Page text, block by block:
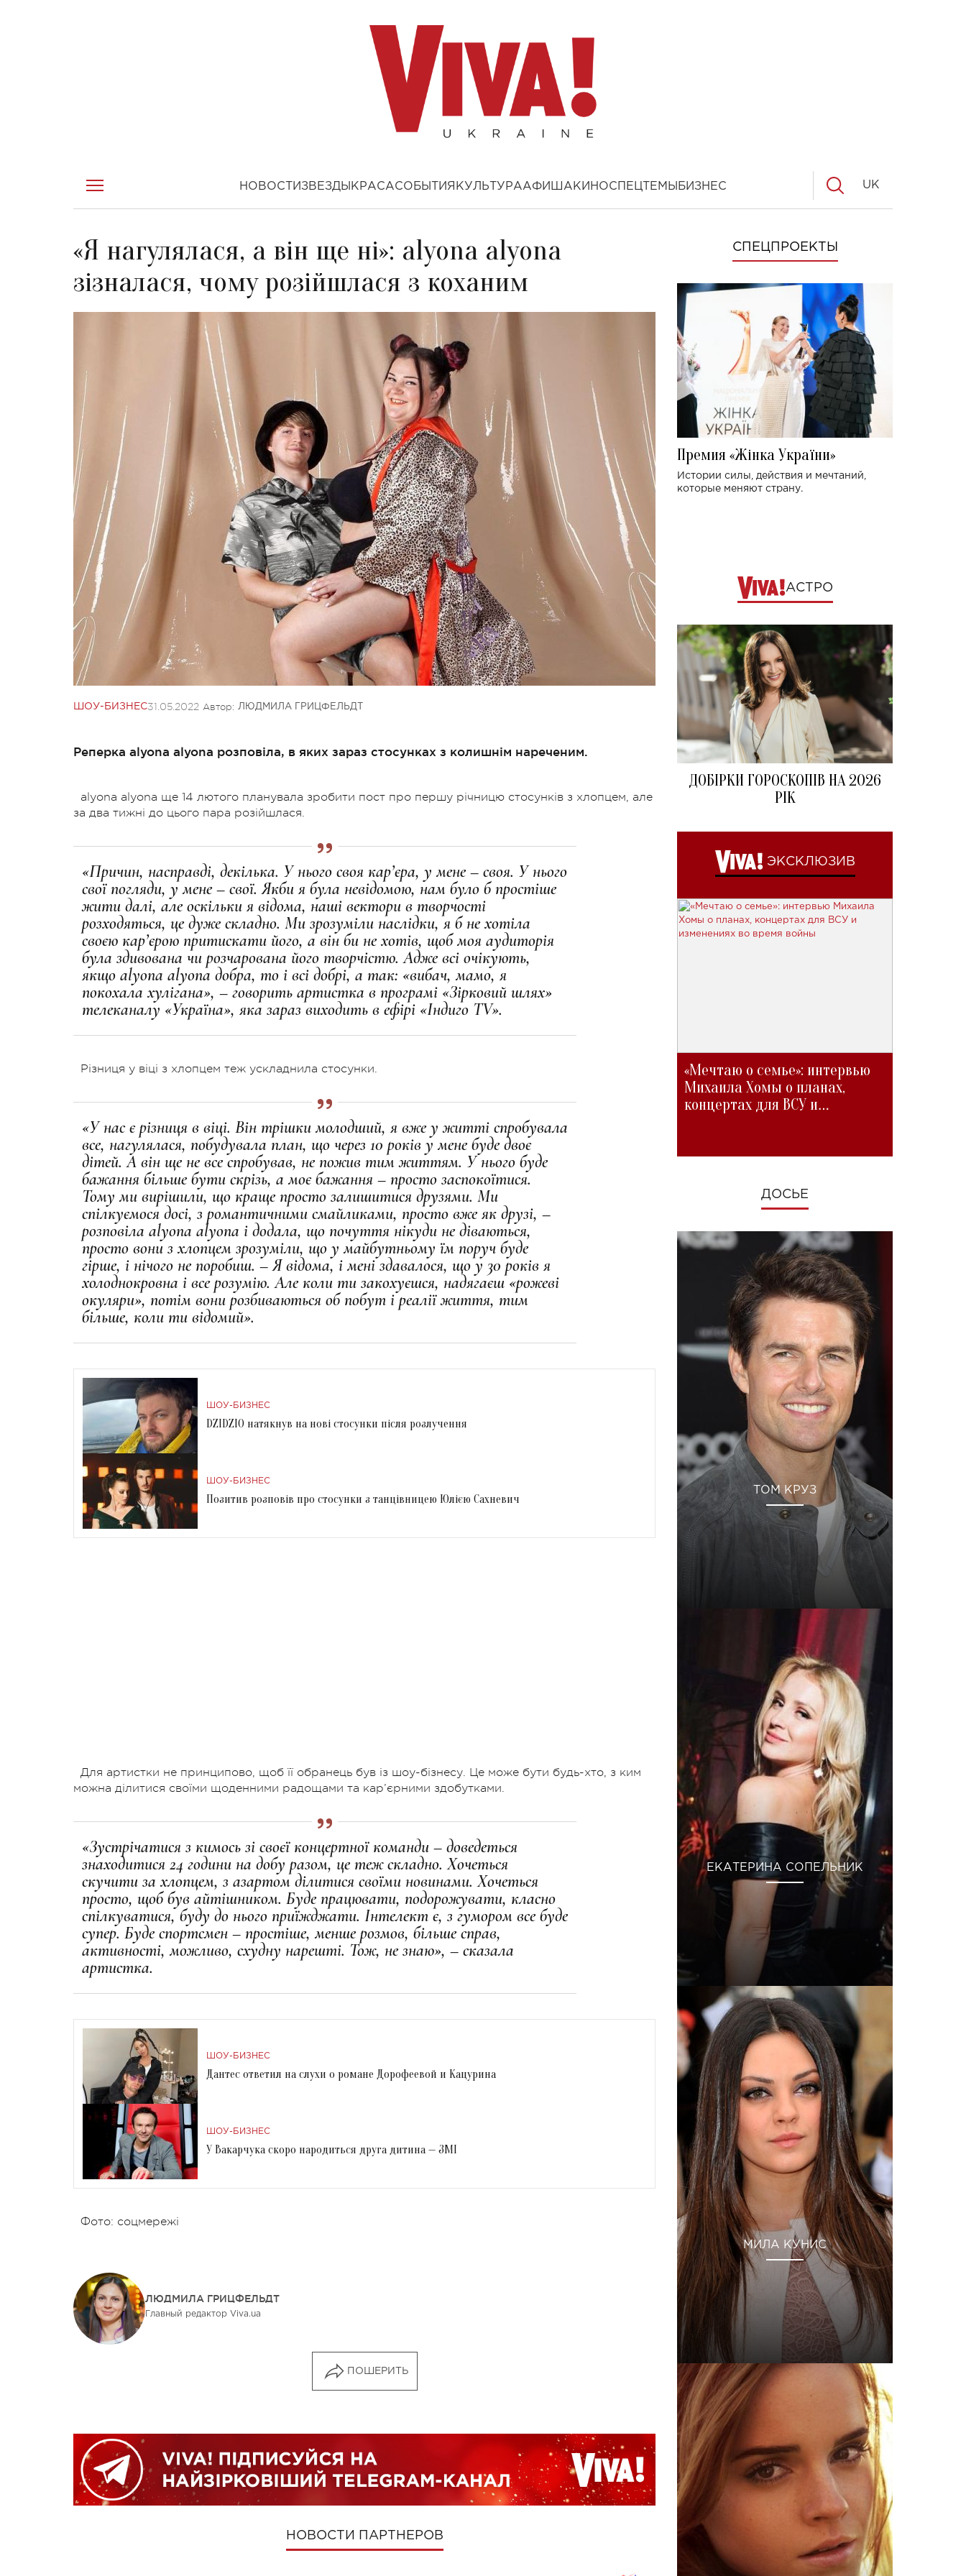
НОВОСТИ ЗВЕЗДЫ КРАСАСОБЫТИЯ КУЛЬТУРААФИША КИНОСПЕЦТЕМЫ БИЗНЕС UK
«Я нагулялася, а він ще ні»: alyona alyona
зізналася, чому розійшлася з коханим
ШОУ-БИЗНЕС31.05.2022 Автор: ЛЮДМИЛА ГРИЦФЕЛЬДТ
Реперка alyona alyona розповіла, в яких зараз стосунках з колишнім нареченим.
alyona alyona ще 14 лютого планувала зробити пост про першу річницю стосунків з хлопцем, але
за два тижні до цього пара розійшлася.
«Причин, насправді, декілька. У нього своя кар’єра, у мене – своя. У нього
свої погляди, у мене – свої. Якби я була невідомою, нам було б простіше
жити далі, але оскільки я відома, наші вектори в творчості
розходяться, це дуже складно. Ми зрозуміли наслідки, я б не хотіла
своєю кар’єрою притискати його, а він би не хотів, щоб моя аудиторія
була здивована чи розчарована його творчістю. Адже всі очікують,
якщо alyona alyona добра, то і всі добрі, а так: «вибач, мамо, я
покохала хулігана», – говорить артистка в програмі «Зірковий шлях»
телеканалу «Україна», яка зараз виходить в ефірі «Індиго TV».
Різниця у віці з хлопцем теж ускладнила стосунки.
«У нас є різниця в віці. Він трішки молодший, я вже у житті спробувала
все, нагулялася, побудувала план, що через 10 років у мене буде двоє
дітей. А він ще не все спробував, не пожив тим життям. У нього буде
бажання більше бути скрізь, а моє бажання – просто заспокоїтися.
Тому ми вирішили, що краще просто залишитися друзями. Ми
спілкуємося досі, з романтичними смайликами, просто вже як друзі, –
розповіла alyona alyona і додала, що почуття нікуди не діваються,
просто вони з хлопцем зрозуміли, що у майбутньому їм поруч буде
гірше, і нічого не поробиш. – Я відома, і мені здавалося, що у 30 років я
холоднокровна і все розумію. Але коли ти закохуєшся, надягаєш «рожеві
окуляри», потім вони розбиваються об побут і реалії життя, тим
більше, коли ти відомий».
ШОУ-БИЗНЕС
DZIDZIO натякнув на нові стосунки після розлучення
ШОУ-БИЗНЕС
Позитив розповів про стосунки з танцівницею Юлією Сахневич
Для артистки не принципово, щоб її обранець був із шоу-бізнесу. Це може бути будь-хто, з ким
можна ділитися своїми щоденними радощами та кар’єрними здобутками.
«Зустрічатися з кимось зі своєї концертної команди – доведеться
знаходитися 24 години на добу разом, це теж складно. Хочеться
скучити за хлопцем, з азартом ділитися своїми новинами. Хочеться
просто, щоб був айтішником. Буде працювати, подорожувати, класно
спілкуватися, буду до нього приїжджати. Інтелект є, з гумором все буде
супер. Буде спортсмен – простіше, менше розмов, більше справ,
активності, можливо, схудну нарешті. Тож, не знаю», – сказала
артистка.
ШОУ-БИЗНЕС
Дантес ответил на слухи о романе Дорофеевой и Кацурина
ШОУ-БИЗНЕС
У Вакарчука скоро народиться друга дитина — ЗМІ
Фото: соцмережі
ЛЮДМИЛА ГРИЦФЕЛЬДТ
Главный редактор Viva.ua
ПОШЕРИТЬ
НОВОСТИ ПАРТНЕРОВ
СПЕЦПРОЕКТЫ
Премия «Жінка України»
Истории силы, действия и мечтаний,
которые меняют страну.
АСТРО
ДОБІРКИ ГОРОСКОПІВ НА 2026
РІК
ЭКСКЛЮЗИВ
«Мечтаю о семье»: интервью
Михаила Хомы о планах,
концертах для ВСУ и
ДОСЬЕ
ТОМ КРУЗ
ЕКАТЕРИНА СОПЕЛЬНИК
МИЛА КУНИС